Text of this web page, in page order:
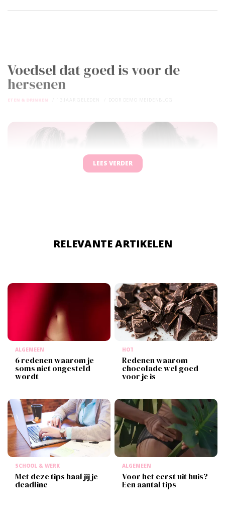
Voedsel dat goed is voor de
hersenen
ETEN & DRINKEN
LEES VERDER
RELEVANTE ARTIKELEN
ALGEMEEN
6 redenen waarom je
soms niet ongesteld
wordt
HOT
Redenen waarom
chocolade wel goed
voor je is
SCHOOL & WERK
Met deze tips haal jij je
deadline
ALGEMEEN
Voor het eerst uit huis?
Een aantal tips